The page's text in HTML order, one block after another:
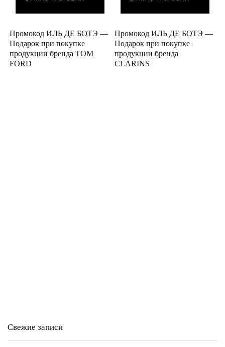
Промокод ИЛЬ ДЕ БОТЭ —
Подарок при покупке
продукции бренда TOM
FORD
Промокод ИЛЬ ДЕ БОТЭ —
Подарок при покупке
продукции бренда
CLARINS
Свежие записи